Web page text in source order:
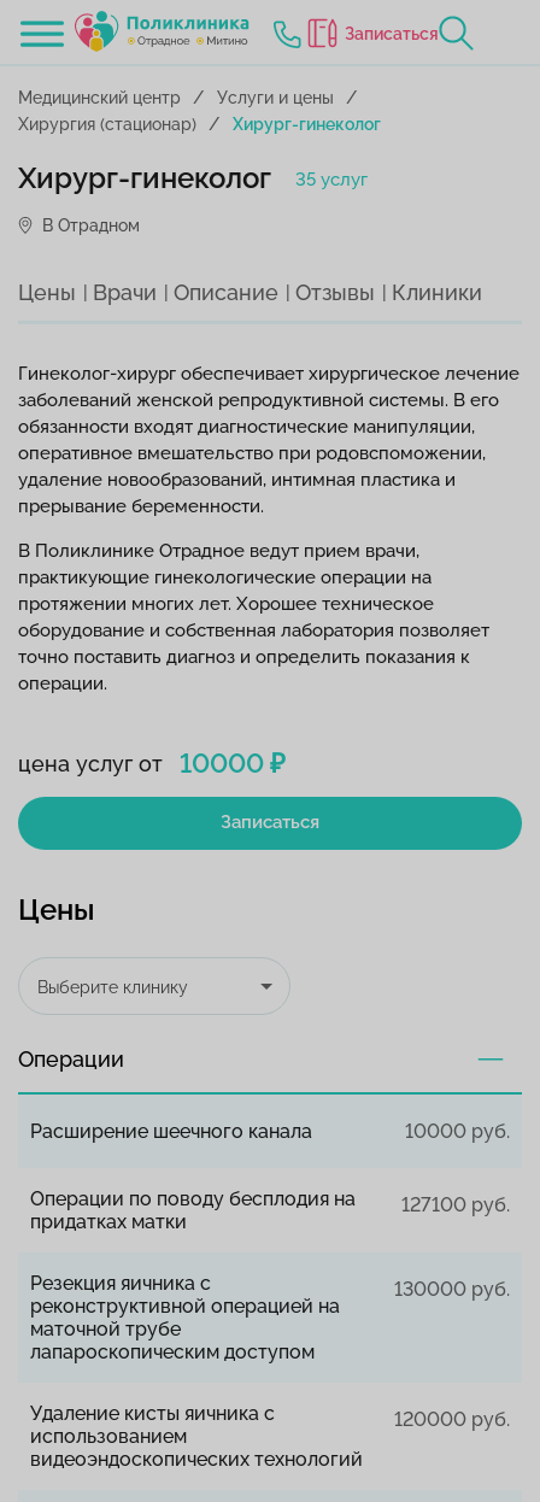
Записаться
Медицинский центр
Услуги и цены
Хирургия (стационар)
Хирург-гинеколог
цена услуг от 10000 ₽
Записаться
Хирург-гинеколог 35 услуг
В Отрадном
Цены Врачи Описание Отзывы Клиники
Гинеколог-хирург обеспечивает хирургическое лечение
заболеваний женской репродуктивной системы. В его
обязанности входят диагностические манипуляции,
оперативное вмешательство при родовспоможении,
удаление новообразований, интимная пластика и
прерывание беременности.
В Поликлинике Отрадное ведут прием врачи,
практикующие гинекологические операции на
протяжении многих лет. Хорошее техническое
оборудование и собственная лаборатория позволяет
точно поставить диагноз и определить показания к
операции.
Цены
Выберите клинику
Операции
Расширение шеечного канала 10000 руб.
Операции по поводу бесплодия на
придатках матки
127100 руб.
Резекция яичника с
реконструктивной операцией на
маточной трубе
лапароскопическим доступом
130000 руб.
Удаление кисты яичника с
использованием
видеоэндоскопических технологий
120000 руб.